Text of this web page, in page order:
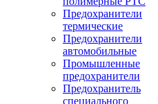
Предохранители
термические
Предохранители
автомобильные
Промышленные
предохранители
Предохранитель
специального